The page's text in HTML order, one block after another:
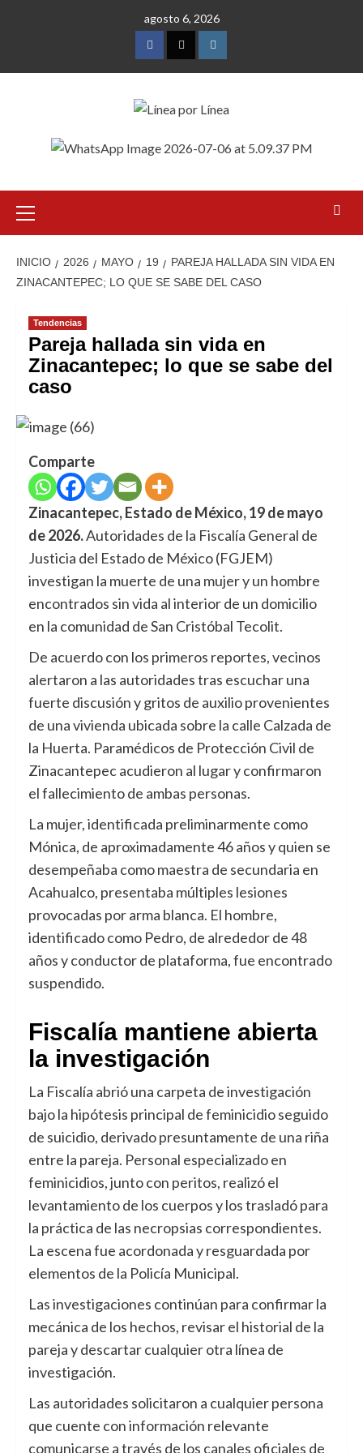
agosto 6, 2026
FacebookTwitterInstagram
primario
INICIO 2026 MAYO 19
PAREJA HALLADA SIN VIDA EN
ZINACANTEPEC; LO QUE SE SABE DEL CASO
Tendencias
Pareja hallada sin vida en
Zinacantepec; lo que se sabe del
caso
Comparte
Zinacantepec, Estado de México, 19 de mayo
de 2026.Autoridades de la Fiscalía General de
Justicia del Estado de México (FGJEM)
investigan la muerte de una mujer y un hombre
encontrados sin vida al interior de un domicilio
en la comunidad de San Cristóbal Tecolit.
De acuerdo con los primeros reportes, vecinos
alertaron a las autoridades tras escuchar una
fuerte discusión y gritos de auxilio provenientes
de una vivienda ubicada sobre la calle Calzada de
la Huerta. Paramédicos de Protección Civil de
Zinacantepec acudieron al lugar y confirmaron
el fallecimiento de ambas personas.
La mujer, identificada preliminarmente como
Mónica, de aproximadamente 46 años y quien se
desempeñaba como maestra de secundaria en
Acahualco, presentaba múltiples lesiones
provocadas por arma blanca. El hombre,
identificado como Pedro, de alrededor de 48
años y conductor de plataforma, fue encontrado
suspendido.
Fiscalía mantiene abierta
la investigación
La Fiscalía abrió una carpeta de investigación
bajo la hipótesis principal de feminicidio seguido
de suicidio, derivado presuntamente de una riña
entre la pareja. Personal especializado en
feminicidios, junto con peritos, realizó el
levantamiento de los cuerpos y los trasladó para
la práctica de las necropsias correspondientes.
La escena fue acordonada y resguardada por
elementos de la Policía Municipal.
Las investigaciones continúan para confirmar la
mecánica de los hechos, revisar el historial de la
pareja y descartar cualquier otra línea de
investigación.
Las autoridades solicitaron a cualquier persona
que cuente con información relevante
comunicarse a través de los canales oficiales de